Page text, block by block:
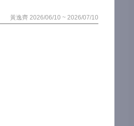
黃逸齊 2026/06/10 ~ 2026/07/10